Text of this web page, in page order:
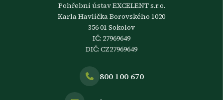
Pohřební ústav EXCELENT s.r.o.
Karla Havlíčka Borovského 1020
356 01 Sokolov
IČ: 27969649
DIČ: CZ27969649
800 100 670